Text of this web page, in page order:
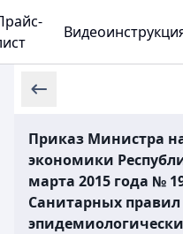
Приказ Министра
экономики
марта 2015 года №
Санитарных